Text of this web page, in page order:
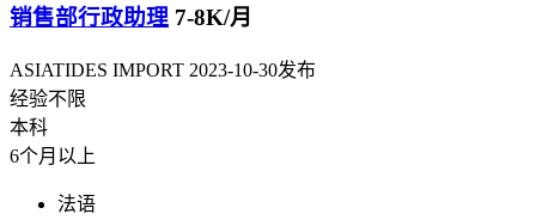
销售部行政助理 7-8K/月
ASIATIDES IMPORT 2023-10-30发布
经验不限
本科
6个月以上
法语